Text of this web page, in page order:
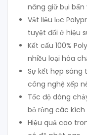
năng giữ bụi bẩn
Vật liệu lọc
tuyệt đối ở hiệu
Kết cấu 100%
nhiều loại hóa
Sự kết hợp sáng
công nghệ xếp
Tốc độ dòng
bỏ rộng các
Hiệu quả cao